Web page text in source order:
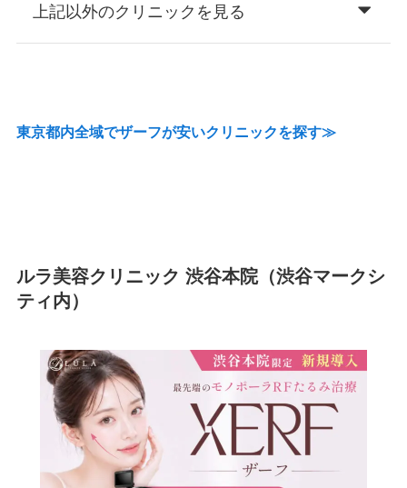
上記以外のクリニックを見る
東京都内全域でザーフが安いクリニックを探す≫
ルラ美容クリニック 渋谷本院（渋谷マークシ
ティ内）